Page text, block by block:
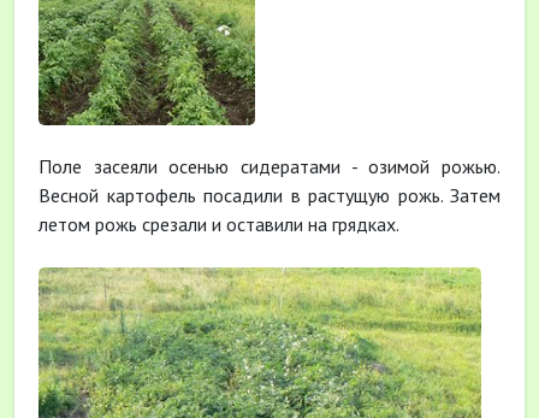
Поле засеяли осенью сидератами - озимой рожью.
Весной картофель посадили в растущую рожь. Затем
летом рожь срезали и оставили на грядках.